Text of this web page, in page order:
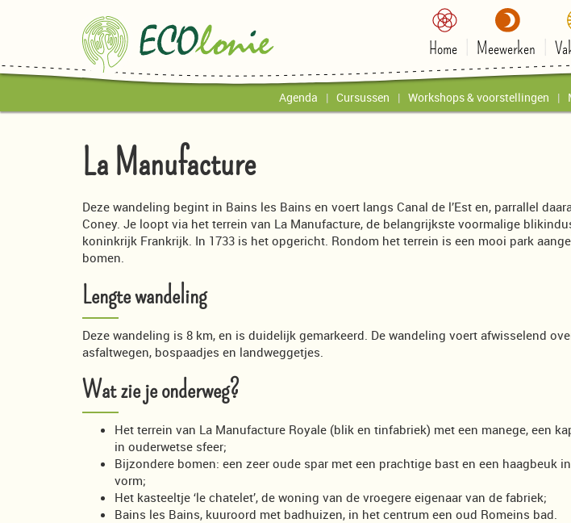
Home Meewerken
Agenda Cursussen Workshops & voorstellingen
La Manufacture
Deze wandeling begint in Bains les Bains en voert langs Canal de l’Est en, parrallel
Coney. Je loopt via het terrein van La Manufacture, de belangrijkste voormalige
koninkrijk Frankrijk. In 1733 is het opgericht. Rondom het terrein is een mooi park
bomen.
Lengte wandeling
Deze wandeling is 8 km, en is duidelijk gemarkeerd. De wandeling voert afwisselend
asfaltwegen, bospaadjes en landweggetjes.
Wat zie je onderweg?
Het terrein van La Manufacture Royale (blik en tinfabriek) met een manege, een
in ouderwetse sfeer;
Bijzondere bomen: een zeer oude spar met een prachtige bast en een haagbeuk
vorm;
Het kasteeltje ‘le chatelet’, de woning van de vroegere eigenaar van de fabriek;
Bains les Bains, kuuroord met badhuizen, in het centrum een oud Romeins bad.